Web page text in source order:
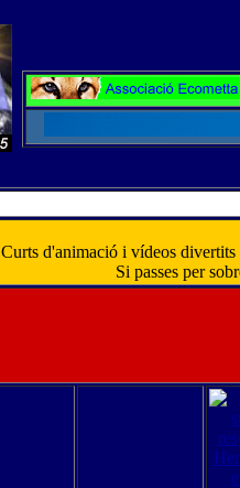
Curts d'animació i vídeos divertits
Si passes per